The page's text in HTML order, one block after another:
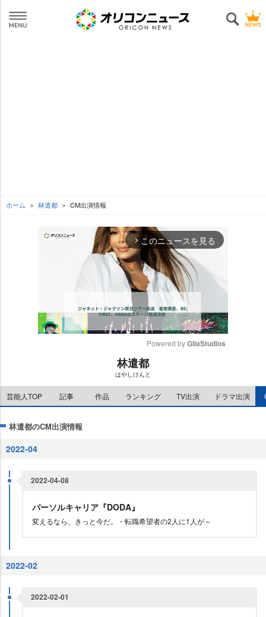
ホーム 林遣都 CM出演情報
arrow_forward_ios このニュースを見る
e
Powered by GliaStudios
林遣都
はやしけんと
芸能人TOP 記事 作品 ランキング TV出演 ドラマ出演
林遣都のCM出演情報
2022-04
2022-04-08
パーソルキャリア『DODA』
変えるなら、きっと今だ。・転職希望者の2人に1人が～
2022-02
2022-02-01